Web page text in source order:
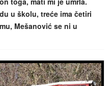
u školu, treće ima četiri
Mešanović se ni u